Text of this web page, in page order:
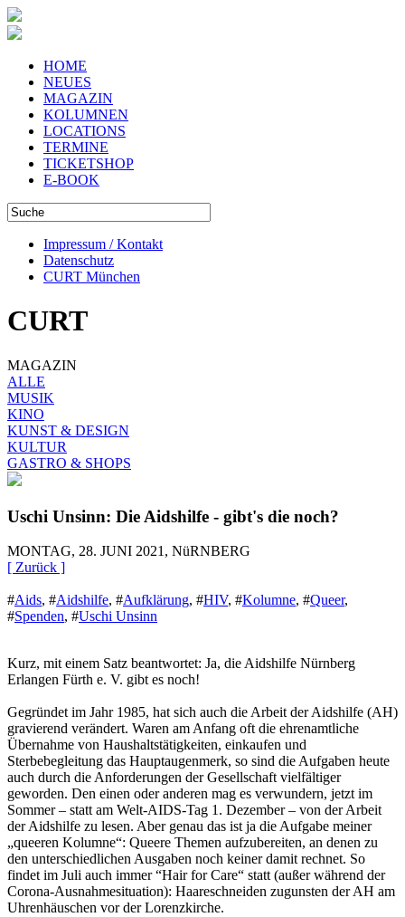
HOME
NEUES
MAGAZIN
KOLUMNEN
LOCATIONS
TERMINE
TICKETSHOP
E-BOOK
Impressum / Kontakt
Datenschutz
CURT München
CURT
MAGAZIN
ALLE
MUSIK
KINO
KUNST & DESIGN
KULTUR
GASTRO & SHOPS
Uschi Unsinn: Die Aidshilfe - gibt's die noch?
MONTAG, 28. JUNI 2021, NüRNBERG
[ Zurück ]
#Aids, #Aidshilfe, #Aufklärung, #HIV, #Kolumne, #Queer,
#Spenden, #Uschi Unsinn
Kurz, mit einem Satz beantwortet: Ja, die Aidshilfe Nürnberg
Erlangen Fürth e. V. gibt es noch!
Gegründet im Jahr 1985, hat sich auch die Arbeit der Aidshilfe (AH)
gravierend verändert. Waren am Anfang oft die ehrenamtliche
Übernahme von Haushaltstätigkeiten, einkaufen und
Sterbebegleitung das Hauptaugenmerk, so sind die Aufgaben heute
auch durch die Anforderungen der Gesellschaft vielfältiger
geworden. Den einen oder anderen mag es verwundern, jetzt im
Sommer – statt am Welt-AIDS-Tag 1. Dezember – von der Arbeit
der Aidshilfe zu lesen. Aber genau das ist ja die Aufgabe meiner
„queeren Kolumne“: Queere Themen aufzubereiten, an denen zu
den unterschiedlichen Ausgaben noch keiner damit rechnet. So
findet im Juli auch immer “Hair for Care“ statt (außer während der
Corona-Ausnahmesituation): Haareschneiden zugunsten der AH am
Uhrenhäuschen vor der Lorenzkirche.